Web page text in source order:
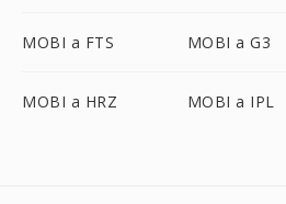
MOBI a FTS MOBI a G3
MOBI a HRZ MOBI a IPL